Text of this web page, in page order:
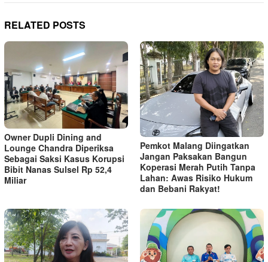
RELATED POSTS
Owner Dupli Dining and
Lounge Chandra Diperiksa
Sebagai Saksi Kasus Korupsi
Bibit Nanas Sulsel Rp 52,4
Miliar
Pemkot Malang Diingatkan
Jangan Paksakan Bangun
Koperasi Merah Putih Tanpa
Lahan: Awas Risiko Hukum
dan Bebani Rakyat!